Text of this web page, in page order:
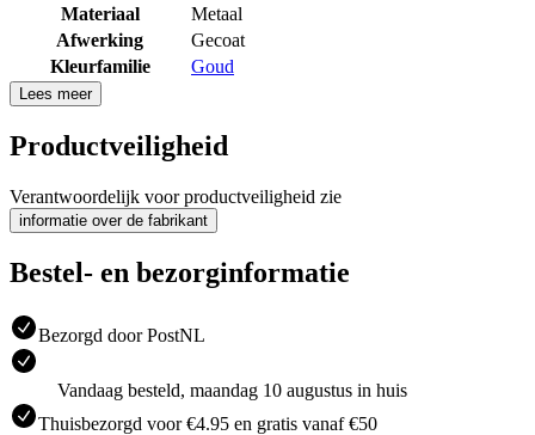
Materiaal
Metaal
Afwerking
Gecoat
Kleurfamilie
Goud
Lees meer
Productveiligheid
Verantwoordelijk voor productveiligheid zie
informatie over de fabrikant
Bestel- en bezorginformatie
Bezorgd door PostNL
Vandaag besteld, maandag 10 augustus in huis
Thuisbezorgd voor €4.95 en gratis vanaf €50